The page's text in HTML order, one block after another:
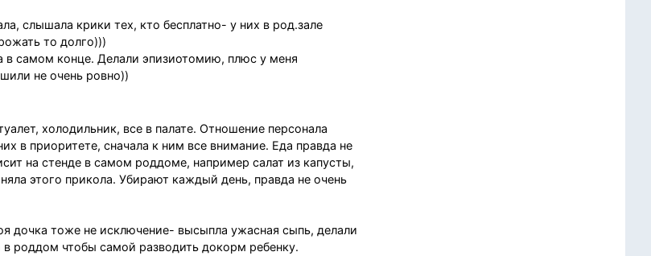
слышала крики тех, кто бесплатно- у них в род.зале
то долго)))
самом конце. Делали эпизиотомию, плюс у меня
не очень ровно))
холодильник, все в палате. Отношение персонала
в приоритете, сначала к ним все внимание. Еда правда не
на стенде в самом роддоме, например салат из капусты,
этого прикола. Убирают каждый день, правда не очень
дочка тоже не исключение- высыпла ужасная сыпь, делали
роддом чтобы самой разводить докорм ребенку.